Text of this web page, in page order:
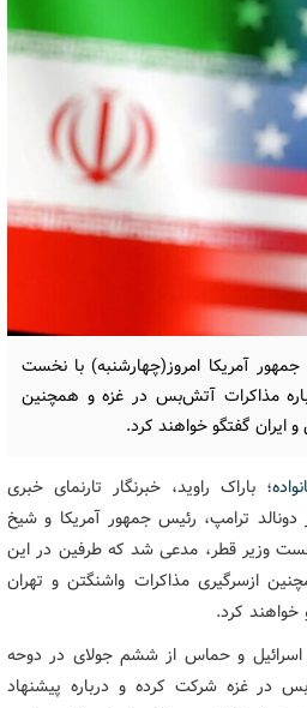
آمریکا امروز(چهارشنبه) با نخست
مذاکرات آتش‌بس در غزه و همچنین
ایران گفتگو خواهند کرد.
؛ باراک راوید، خبرنگار تارنمای خبری
دونالد ترامپ، رئیس جمهور آمریکا و شیخ
وزیر قطر، مدعی شد که طرفین در این
ازسرگیری مذاکرات واشنگتن و تهران
خواهند کرد.
اسرائیل و حماس از ششم جولای در دوحه
در غزه شرکت کرده و درباره پیشنهاد